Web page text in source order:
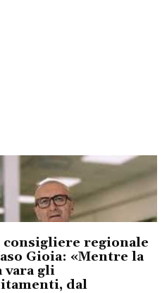
regionale
Gioia: «Mentre la
vara gli
dal